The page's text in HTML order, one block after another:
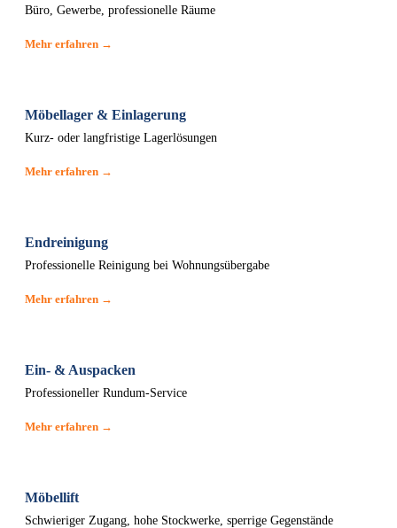
Büro, Gewerbe, professionelle Räume
Mehr erfahren →
Möbellager & Einlagerung
Kurz- oder langfristige Lagerlösungen
Mehr erfahren →
Endreinigung
Professionelle Reinigung bei Wohnungsübergabe
Mehr erfahren →
Ein- & Auspacken
Professioneller Rundum-Service
Mehr erfahren →
Möbellift
Schwieriger Zugang, hohe Stockwerke, sperrige Gegenstände